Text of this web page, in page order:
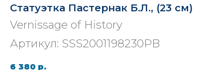
Статуэтка Пастернак Б.Л., (23 см)
Vernissage of History
Артикул: SSS2001198230PB
6 380 р.